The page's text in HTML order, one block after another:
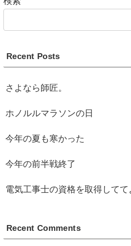
Recent Posts
さよなら師匠。
ホノルルマラソンの日
今年の夏も寒かった
今年の前半戦終了
電気工事士の資格を取得してて
Recent Comments